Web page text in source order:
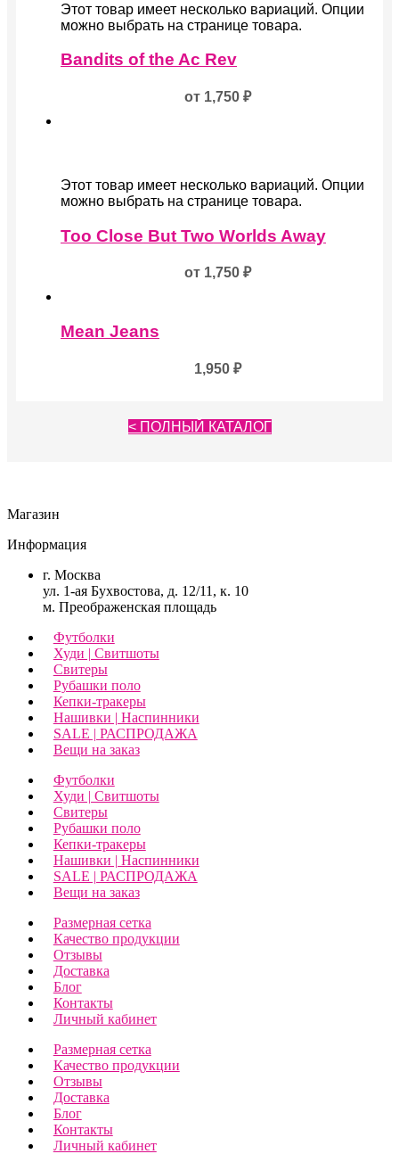
Этот товар имеет несколько вариаций. Опции
можно выбрать на странице товара.
Bandits of the Ac Rev
от 1,750 ₽
Этот товар имеет несколько вариаций. Опции
можно выбрать на странице товара.
Too Close But Two Worlds Away
от 1,750 ₽
Mean Jeans
1,950 ₽
< ПОЛНЫЙ КАТАЛОГ
Магазин
Информация
г. Москва
ул. 1-ая Бухвостова, д. 12/11, к. 10
м. Преображенская площадь
Футболки
Худи | Свитшоты
Свитеры
Рубашки поло
Кепки-тракеры
Нашивки | Наспинники
SALE | РАСПРОДАЖА
Вещи на заказ
Футболки
Худи | Свитшоты
Свитеры
Рубашки поло
Кепки-тракеры
Нашивки | Наспинники
SALE | РАСПРОДАЖА
Вещи на заказ
Размерная сетка
Качество продукции
Отзывы
Доставка
Блог
Контакты
Личный кабинет
Размерная сетка
Качество продукции
Отзывы
Доставка
Блог
Контакты
Личный кабинет